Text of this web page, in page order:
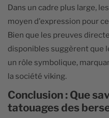
Dans un cadre plus large,
moyen d'expression pour
Bien que les preuves
disponibles suggèrent que
un rôle symbolique,
la société viking.
Conclusion : Que
tatouages des